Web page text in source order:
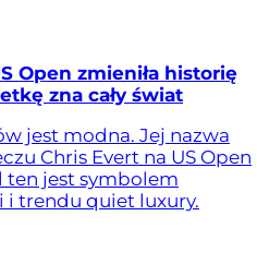
Open zmieniła historię
zna cały świat
jest modna. Jej nazwa
Chris Evert na US Open
ten jest symbolem
i trendu quiet luxury.